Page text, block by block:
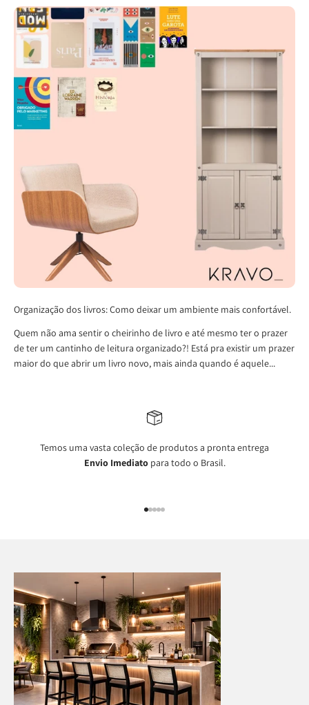
Organização dos livros: Como deixar um ambiente mais confortável.
Quem não ama sentir o cheirinho de livro e até mesmo ter o prazer
de ter um cantinho de leitura organizado?! Está pra existir um prazer
maior do que abrir um livro novo, mais ainda quando é aquele...
Temos uma vasta coleção de produtos a pronta entrega
Envio Imediatopara todo o Brasil.